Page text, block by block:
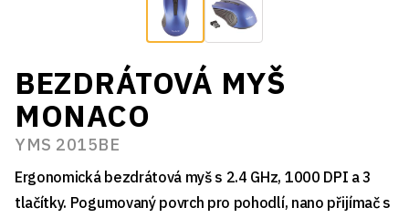
BEZDRÁTOVÁ MYŠ
MONACO
YMS 2015BE
Ergonomická bezdrátová myš s 2.4 GHz, 1000 DPI a 3
tlačítky. Pogumovaný povrch pro pohodlí, nano přijímač s